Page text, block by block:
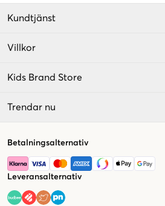
Kundtjänst
Villkor
Kids Brand Store
Trendar nu
Betalningsalternativ
Leveransalternativ